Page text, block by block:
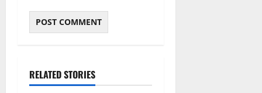
RELATED STORIES
Blog